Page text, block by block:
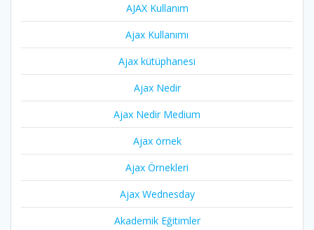
AJAX Kullanım
Ajax Kullanımı
Ajax kütüphanesi
Ajax Nedir
Ajax Nedir Medium
Ajax örnek
Ajax Örnekleri
Ajax Wednesday
Akademik Eğitimler